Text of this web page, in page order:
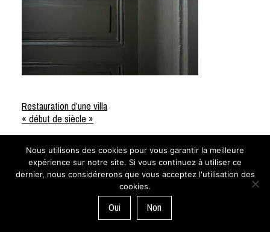
NAVIGATION
DE
L’ARTICLE
Restauration d’une villa
« début de siècle »
COMME UN TRAITL'architecture d’intérieur — 21 rue de
Portland — 72100 Le Mans 02 43 72 76 54
Nous utilisons des cookies pour vous garantir la meilleure
expérience sur notre site. Si vous continuez à utiliser ce
dernier, nous considérerons que vous acceptez l'utilisation des
cookies.
Oui Non